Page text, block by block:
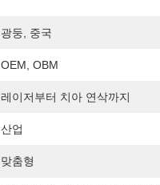
광둥, 중국
OEM, OBM
레이저부터 치아 연삭까지
산업
맞춤형